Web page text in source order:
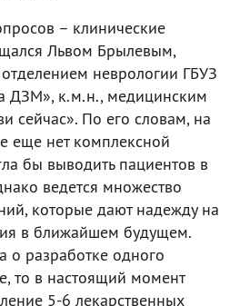
– клинические
Львом Брылевым,
неврологии ГБУЗ
ДЗМ», к.м.н., медицинским
сейчас». По его словам, на
еще нет комплексной
бы выводить пациентов в
ведется множество
которые дают надежду на
в ближайшем будущем.
о разработке одного
то в настоящий момент
5-6 лекарственных